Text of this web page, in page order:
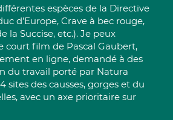
espèces de la Directive
d’Europe, Crave à bec rouge,
la Succise, etc.). Je peux
court film de Pascal Gaubert,
en ligne, demandé à des
du travail porté par Natura
sites des causses, gorges et du
avec un axe prioritaire sur